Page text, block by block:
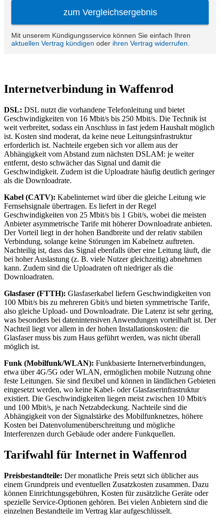
Internetverbindung in Waffenrod
DSL: DSL nutzt die vorhandene Telefonleitung und bietet
Geschwindigkeiten von 16 Mbit/s bis 250 Mbit/s. Die Technik ist
weit verbreitet, sodass ein Anschluss in fast jedem Haushalt möglich
ist. Kosten sind moderat, da keine neue Leitungsinfrastruktur
erforderlich ist. Nachteile ergeben sich vor allem aus der
Abhängigkeit vom Abstand zum nächsten DSLAM: je weiter
entfernt, desto schwächer das Signal und damit die
Geschwindigkeit. Zudem ist die Uploadrate häufig deutlich geringer
als die Downloadrate.
Kabel (CATV): Kabelinternet wird über die gleiche Leitung wie
Fernsehsignale übertragen. Es liefert in der Regel
Geschwindigkeiten von 25 Mbit/s bis 1 Gbit/s, wobei die meisten
Anbieter asymmetrische Tarife mit höherer Downloadrate anbieten.
Der Vorteil liegt in der hohen Bandbreite und der relativ stabilen
Verbindung, solange keine Störungen im Kabelnetz auftreten.
Nachteilig ist, dass das Signal ebenfalls über eine Leitung läuft, die
bei hoher Auslastung (z. B. viele Nutzer gleichzeitig) abnehmen
kann. Zudem sind die Uploadraten oft niedriger als die
Downloadraten.
Glasfaser (FTTH): Glasfaserkabel liefern Geschwindigkeiten von
100 Mbit/s bis zu mehreren Gbit/s und bieten symmetrische Tarife,
also gleiche Upload- und Downloadrate. Die Latenz ist sehr gering,
was besonders bei datenintensiven Anwendungen vorteilhaft ist. Der
Nachteil liegt vor allem in der hohen Installationskosten: die
Glasfaser muss bis zum Haus geführt werden, was nicht überall
möglich ist.
Funk (Mobilfunk/WLAN): Funkbasierte Internetverbindungen,
etwa über 4G/5G oder WLAN, ermöglichen mobile Nutzung ohne
feste Leitungen. Sie sind flexibel und können in ländlichen Gebieten
eingesetzt werden, wo keine Kabel- oder Glasfaserinfrastruktur
existiert. Die Geschwindigkeiten liegen meist zwischen 10 Mbit/s
und 100 Mbit/s, je nach Netzabdeckung. Nachteile sind die
Abhängigkeit von der Signalstärke des Mobilfunknetzes, höhere
Kosten bei Datenvolumenüberschreitung und mögliche
Interferenzen durch Gebäude oder andere Funkquellen.
Tarifwahl für Internet in Waffenrod
Preisbestandteile: Der monatliche Preis setzt sich üblicher aus
einem Grundpreis und eventuellen Zusatzkosten zusammen. Dazu
können Einrichtungsgebühren, Kosten für zusätzliche Geräte oder
spezielle Service‑Optionen gehören. Bei vielen Anbietern sind die
einzelnen Bestandteile im Vertrag klar aufgeschlüsselt.